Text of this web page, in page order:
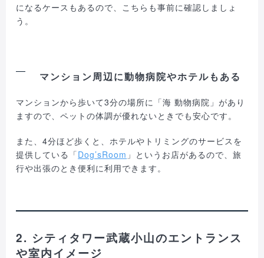
になるケースもあるので、こちらも事前に確認しましょ
う。
マンション周辺に動物病院やホテルもある
マンションから歩いて3分の場所に「海 動物病院」があり
ますので、ペットの体調が優れないときでも安心です。
また、4分ほど歩くと、ホテルやトリミングのサービスを
提供している「Dog’sRoom 」というお店があるので、旅
行や出張のとき便利に利用できます。
2. シティタワー武蔵小山のエントランス
や室内イメージ